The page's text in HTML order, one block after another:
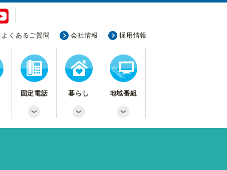
よくあるご質問 会社情報 採用情報
固定電話 暮らし 地域番組